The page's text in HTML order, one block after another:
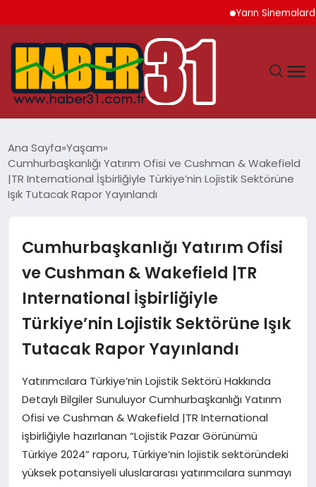
Yarın Sinemalarda 6
HATAY
EKONOMI
GÜNDEM
MAGAZIN
SAĞLIK
TEKNOLOJI
Ana Sayfa Yaşam
Cumhurbaşkanlığı Yatırım Ofisi ve Cushman & Wakefield
|TR International İşbirliğiyle Türkiye’nin Lojistik Sektörüne
Işık Tutacak Rapor Yayınlandı
Cumhurbaşkanlığı Yatırım Ofisi
ve Cushman & Wakefield |TR
International İşbirliğiyle
Türkiye’nin Lojistik Sektörüne Işık
Tutacak Rapor Yayınlandı
Yatırımcılara Türkiye’nin Lojistik Sektörü Hakkında
Detaylı Bilgiler Sunuluyor Cumhurbaşkanlığı Yatırım
Ofisi ve Cushman & Wakefield |TR International
işbirliğiyle hazırlanan “Lojistik Pazar Görünümü
Türkiye 2024” raporu, Türkiye’nin lojistik sektöründeki
yüksek potansiyeli uluslararası yatırımcılara sunmayı